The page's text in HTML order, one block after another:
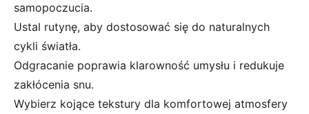
samopoczucia.
Ustal rutynę, aby dostosować się do naturalnych
cykli światła.
Odgracanie poprawia klarowność umysłu i redukuje
zakłócenia snu.
Wybierz kojące tekstury dla komfortowej atmosfery